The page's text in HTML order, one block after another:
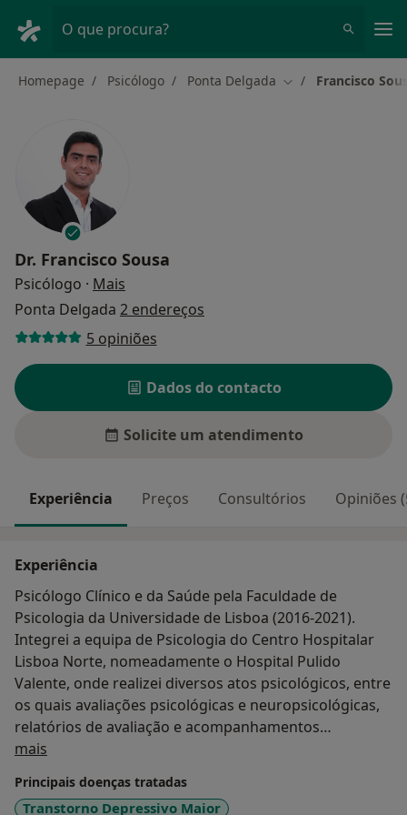
O que procura?
Homepage Psicólogo Ponta Delgada Mudar de cidade
Francisco
Dr. Francisco Sousa
Psicólogo · Mais
Ponta Delgada 2 endereços
5 opiniões
Dados do contacto
Solicite um atendimento
Experiência Preços Consultórios Opiniões
Experiência
Psicólogo Clínico e da Saúde pela Faculdade de
Psicologia da Universidade de Lisboa (2016-2021).
Integrei a equipa de Psicologia do Centro Hospitalar
Lisboa Norte, nomeadamente o Hospital Pulido
Valente, onde realizei diversos atos psicológicos, entre
os quais avaliações psicológicas e neuropsicológicas,
relatórios de avaliação e acompanhamentos
individuais.
Em 2021 assumi o cargo de psicólogo organizacional
mais
Principais doenças tratadas
Transtorno Depressivo Maior